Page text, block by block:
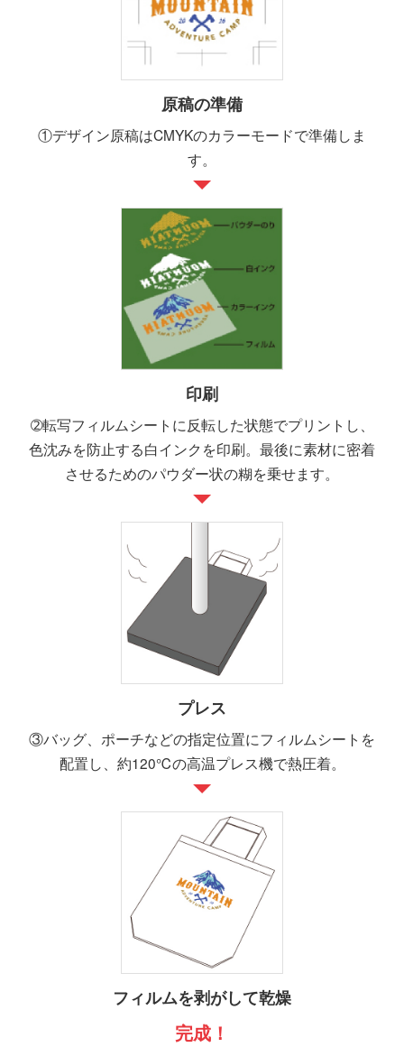
原稿の準備
①デザイン原稿はCMYKのカラーモードで準備しま
す。
印刷
➁転写フィルムシートに反転した状態でプリントし、
色沈みを防止する白インクを印刷。最後に素材に密着
させるためのパウダー状の糊を乗せます。
プレス
③バッグ、ポーチなどの指定位置にフィルムシートを
配置し、約120℃の高温プレス機で熱圧着。
フィルムを剥がして乾燥
完成！